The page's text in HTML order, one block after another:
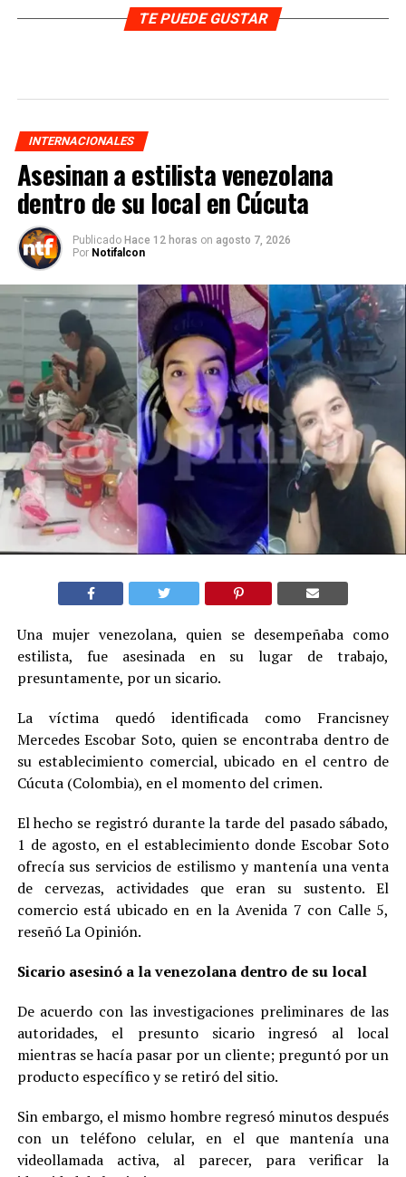
TE PUEDE GUSTAR
INTERNACIONALES
Asesinan a estilista venezolana
dentro de su local en Cúcuta
Publicado Hace 12 horas on agosto 7, 2026
Por Notifalcon
Una mujer venezolana, quien se desempeñaba como
estilista, fue asesinada en su lugar de trabajo,
presuntamente, por un sicario.
La víctima quedó identificada como Francisney
Mercedes Escobar Soto, quien se encontraba dentro de
su establecimiento comercial, ubicado en el centro de
Cúcuta (Colombia), en el momento del crimen.
El hecho se registró durante la tarde del pasado sábado,
1 de agosto, en el establecimiento donde Escobar Soto
ofrecía sus servicios de estilismo y mantenía una venta
de cervezas, actividades que eran su sustento. El
comercio está ubicado en en la Avenida 7 con Calle 5,
reseñó La Opinión.
Sicario asesinó a la venezolana dentro de su local
De acuerdo con las investigaciones preliminares de las
autoridades, el presunto sicario ingresó al local
mientras se hacía pasar por un cliente; preguntó por un
producto específico y se retiró del sitio.
Sin embargo, el mismo hombre regresó minutos después
con un teléfono celular, en el que mantenía una
videollamada activa, al parecer, para verificar la